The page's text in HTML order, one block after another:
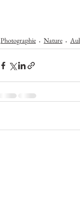
Photographie Nature